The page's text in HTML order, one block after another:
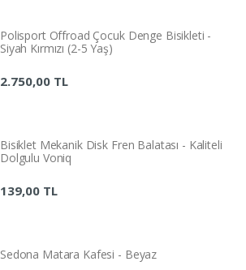
Polisport Offroad Çocuk Denge Bisikleti -
Siyah Kırmızı (2-5 Yaş)
2.750,00 TL
Bisiklet Mekanik Disk Fren Balatası - Kaliteli
Dolgulu Voniq
139,00 TL
Sedona Matara Kafesi - Beyaz